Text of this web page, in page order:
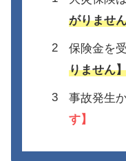
がりませ
保険金を
りません
事故発生
す】